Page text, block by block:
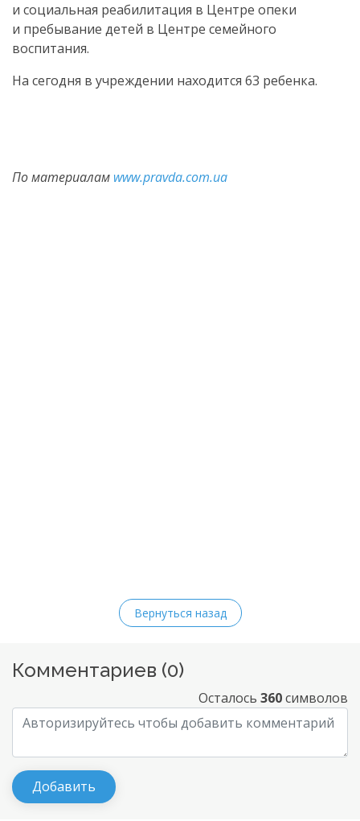
и социальная реабилитация в Центре опеки
и пребывание детей в Центре семейного
воспитания.
На сегодня в учреждении находится 63 ребенка.
По материалам www.pravda.com.ua
Вернуться назад
Комментариев (0)
Осталось 360символов